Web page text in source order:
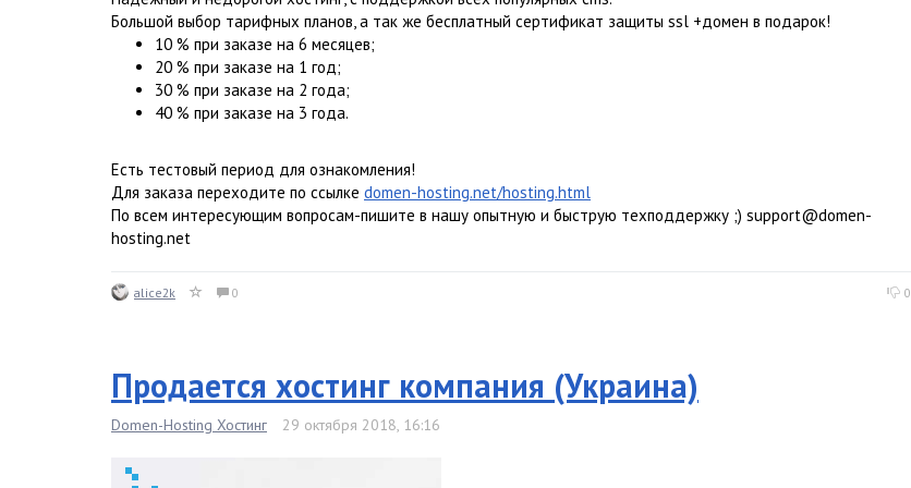
Большой выбор тарифных планов, а так же бесплатный сертификат защиты ssl +домен в подарок!
10 % при заказе на 6 месяцев;
20 % при заказе на 1 год;
30 % при заказе на 2 года;
40 % при заказе на 3 года.
Есть тестовый период для ознакомления!
Для заказа переходите по ссылке domen-hosting.net/hosting.html
По всем интересующим вопросам-пишите в нашу опытную и быструю техподдержку ;) support@domen-
hosting.net
alice2k 0 0
Продается хостинг компания (Украина)
Domen-Hosting Хостинг 29 октября 2018, 16:16